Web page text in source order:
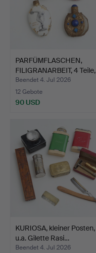
PARFÜMFLASCHEN,
FILIGRANARBEIT, 4 Teile,
2…
Beendet 4. Jul 2026
12 Gebote
90 USD
KURIOSA, kleiner Posten,
u.a. Gilette Rasi…
Beendet 4. Jul 2026